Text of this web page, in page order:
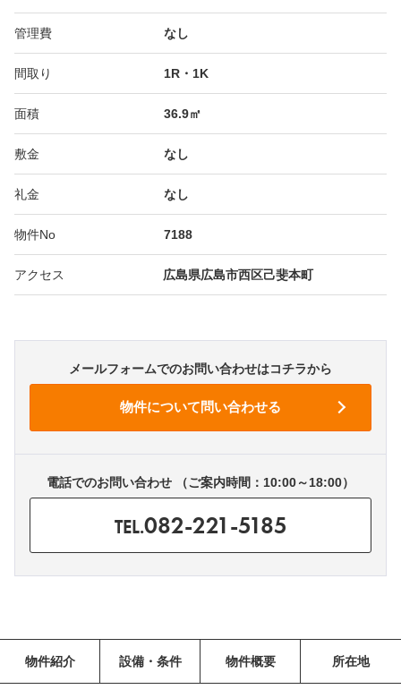
管理費 なし
間取り 1R・1K
面積 36.9㎡
敷金 なし
礼金 なし
物件No 7188
アクセス 広島県広島市西区己斐本町
メールフォームでのお問い合わせはコチラから
電話でのお問い合わせ （ご案内時間：10:00～18:00）
TEL.082-221-5185
物件紹介 設備・条件 物件概要 所在地